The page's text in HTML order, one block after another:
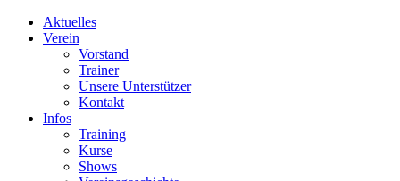
Aktuelles
Verein
Vorstand
Trainer
Unsere Unterstützer
Kontakt
Infos
Training
Kurse
Shows